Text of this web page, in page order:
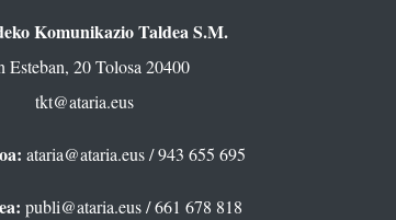
Komunikazio Taldea S.M.
Esteban, 20 Tolosa 20400
tkt@ataria.eus
ataria@ataria.eus/ 943 655 695
publi@ataria.eus/ 661 678 818